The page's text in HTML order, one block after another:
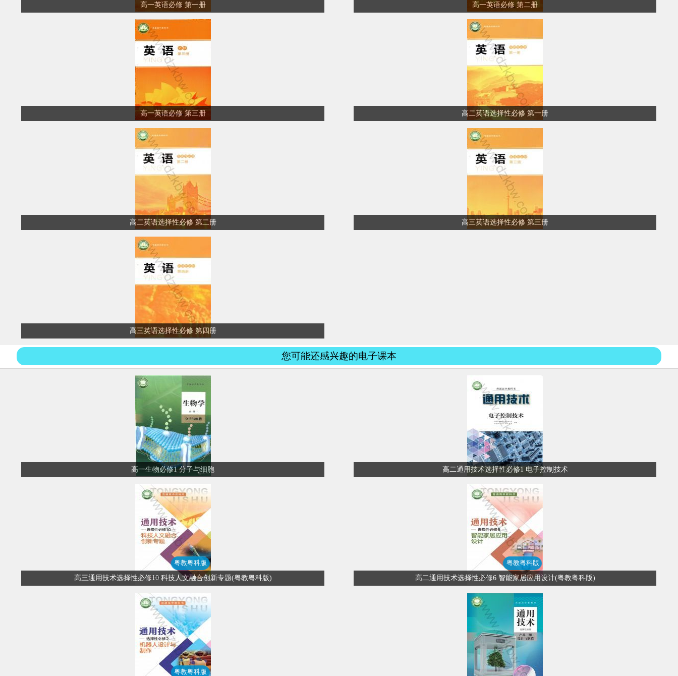
高一英语必修 第一册 高一英语必修 第二册
高一英语必修 第三册 高二英语选择性必修 第一册
高二英语选择性必修 第二册 高三英语选择性必修 第三册
高三英语选择性必修 第四册
您可能还感兴趣的电子课本
高一生物必修1 分子与细胞 高二通用技术选择性必修1 电子控制技术
粤教粤科版
高三通用技术选择性必修10 科技人文融合创新专题(粤教粤科版)
粤教粤科版
高二通用技术选择性必修6 智能家居应用设计(粤教粤科版)
粤教粤科版